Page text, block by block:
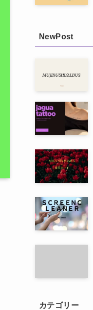
NewPost
カテゴリー